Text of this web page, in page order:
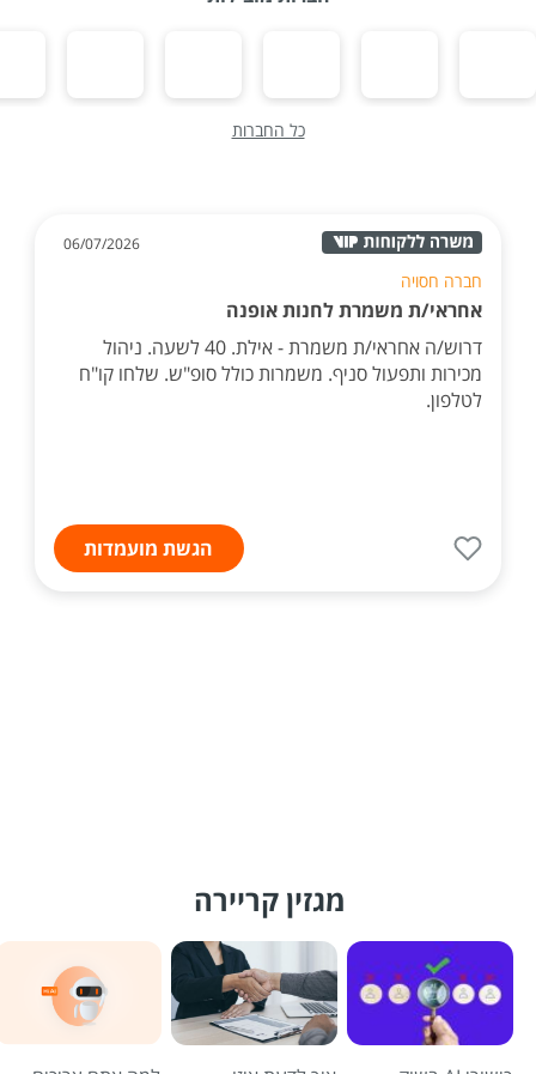
כל החברות
06/07/2026
חברה חסויה
אחראי/ת משמרת לחנות אופנה
דרוש/ה אחראי/ת משמרת - אילת. 40 לשעה. ניהול
מכירות ותפעול סניף. משמרות כולל סופ"ש. שלחו קו"ח
לטלפון.
הגשת מועמדות
מגזין קריירה